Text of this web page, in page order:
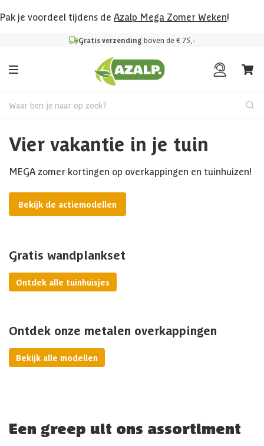
Pak je voordeel tijdens de Azalp Mega Zomer Weken!
Gratis verzending boven de € 75,-
Waar ben je naar op zoek?
Vier vakantie in je tuin
MEGA zomer kortingen op overkappingen en tuinhuizen!
Bekijk de actiemodellen
Gratis wandplankset
Ontdek alle tuinhuisjes
Ontdek onze metalen overkappingen
Bekijk alle modellen
Een greep uit ons assortiment